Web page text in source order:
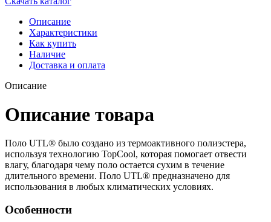
Описание
Характеристики
Как купить
Наличие
Доставка и оплата
Описание
Описание товара
Поло UTL® было создано из термоактивного полиэстера,
используя технологию TopCool, которая помогает отвести
влагу, благодаря чему поло остается сухим в течение
длительного времени. Поло UTL® предназначено для
использования в любых климатических условиях.
Особенности